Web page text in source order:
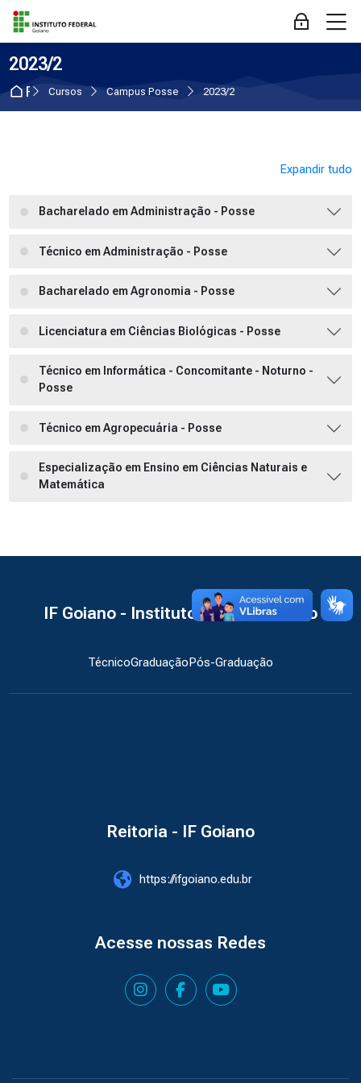
Skip to navigation
Skip to login form
Ir para o conteúdo principal
Skip to accessibility options
Skip to footer
Skip accessibility options
Acessar
2023/2
Página inicial
Cursos Campus Posse 2023/2
Expandir tudo
Bacharelado em Administração - Posse
Técnico em Administração - Posse
Bacharelado em Agronomia - Posse
Licenciatura em Ciências Biológicas - Posse
Técnico em Informática - Concomitante - Noturno -
Posse
Técnico em Agropecuária - Posse
Especialização em Ensino em Ciências Naturais e
Matemática
IF Goiano - Instituto Federal Goiano
TécnicoGraduaçãoPós-Graduação
Reitoria - IF Goiano
https://ifgoiano.edu.br
Acesse nossas Redes